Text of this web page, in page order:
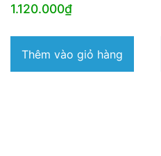
1.120.000₫
Thêm vào giỏ hàng